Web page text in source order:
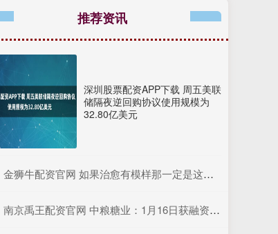
推荐资讯
深圳股票配资APP下载 周五美联
储隔夜逆回购协议使用规模为
32.80亿美元
​金狮牛配资官网 如果治愈有模样那一定是这样……
​南京禹王配资官网 中粮糖业：1月16日获融资买入4412.17万元